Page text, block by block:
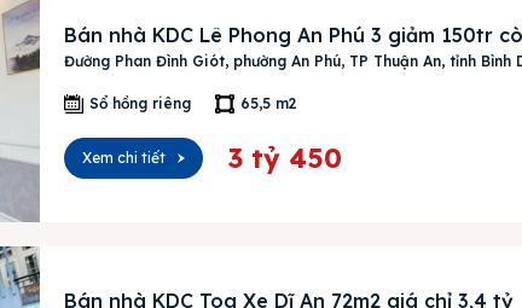
Bán nhà KDC Lê Phong An Phú 3 giảm 150tr
Đường Phan Đình Giót, phường An Phú, TP Thuận An, tỉnh Bình
Sổ hồng riêng 65,5 m2
Xem chi tiết 3 tỷ 450
Bán nhà KDC Toa Xe Dĩ An 72m2 giá chỉ 3,4 tỷ